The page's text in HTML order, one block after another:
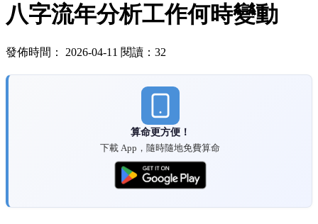
八字流年分析工作何時變動
發佈時間： 2026-04-11 閱讀：32
算命更方便！
下載 App，隨時隨地免費算命